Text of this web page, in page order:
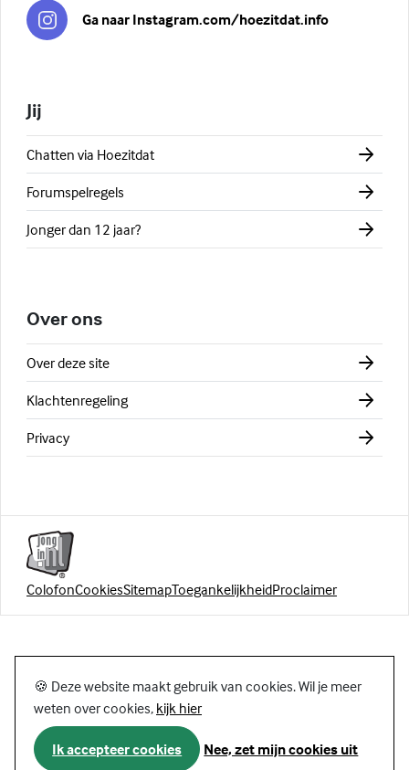
Ga naar Instagram.com/hoezitdat.info
Jij
Chatten via Hoezitdat
Forumspelregels
Jonger dan 12 jaar?
Over ons
Over deze site
Klachtenregeling
Privacy
ColofonCookiesSitemapToegankelijkheidProclaimer
🍪 Deze website maakt gebruik van cookies. Wil je meer
weten over cookies, kijk hier
Ik accepteer cookies Nee, zet mijn cookies uit